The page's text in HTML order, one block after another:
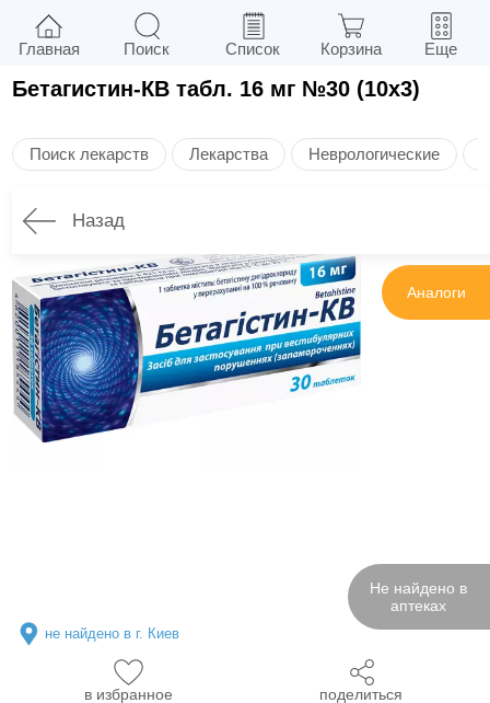
Бетагистин-КВ табл. 16 мг №30 (10х3)
Поиск лекарств Лекарства Неврологические
Назад
Аналоги
Не найдено в
аптеках
не найдено в г. Киев
в избранное поделиться
Главная Поиск Список Корзина Еще